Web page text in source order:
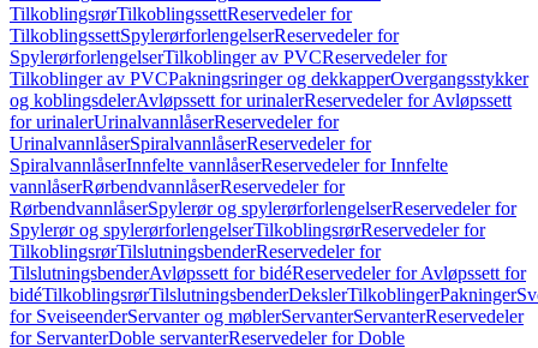
TilkoblingsrørTilkoblingssettReservedeler for
TilkoblingssettSpylerørforlengelserReservedeler for
SpylerørforlengelserTilkoblinger av PVCReservedeler for
Tilkoblinger av PVCPakningsringer og dekkapperOvergangsstykker
og koblingsdelerAvløpssett for urinalerReservedeler for Avløpssett
for urinalerUrinalvannlåserReservedeler for
UrinalvannlåserSpiralvannlåserReservedeler for
SpiralvannlåserInnfelte vannlåserReservedeler for Innfelte
vannlåserRørbendvannlåserReservedeler for
RørbendvannlåserSpylerør og spylerørforlengelserReservedeler for
Spylerør og spylerørforlengelserTilkoblingsrørReservedeler for
TilkoblingsrørTilslutningsbenderReservedeler for
TilslutningsbenderAvløpssett for bidéReservedeler for Avløpssett for
bidéTilkoblingsrørTilslutningsbenderDekslerTilkoblingerPakninger
for SveiseenderServanter og møblerServanterServanterReservedeler
for ServanterDoble servanterReservedeler for Doble